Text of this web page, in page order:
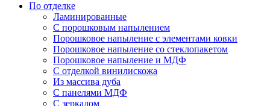
По отделке
Ламинированные
С порошковым напылением
Порошковое напыление с элементами ковки
Порошковое напыление со стеклопакетом
Порошковое напыление и МДФ
С отделкой винилискожа
Из массива дуба
С панелями МДФ
С зеркалом